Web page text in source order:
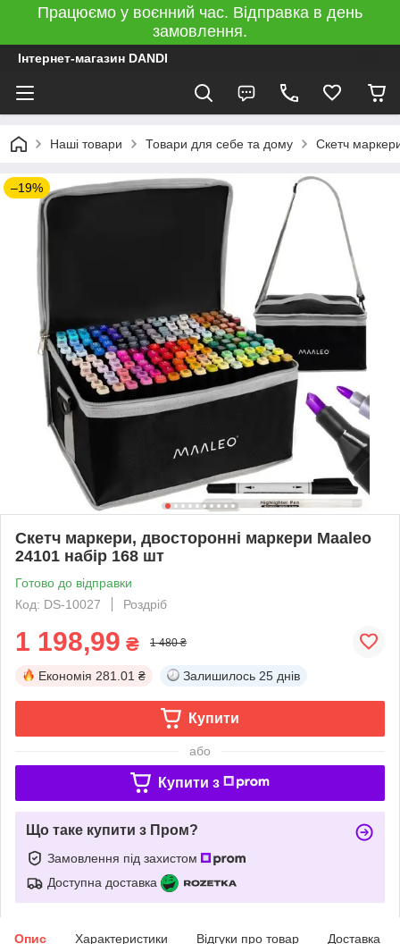
Працюємо у воєнний час. Відправка в день
замовлення.
Інтернет-магазин DANDI
Наші товари Товари для себе та дому Скетч
–19%
Скетч маркери, двосторонні маркери Maaleo
24101 набір 168 шт
Готово до відправки
Код: DS-10027
Роздріб
1 198,99 ₴ 1 480 ₴
Економія 281.01 ₴ Залишилось 25 днів
Купити
або
Купити з
Що таке купити з Пром?
Замовлення під захистом
Доступна доставка
Опис Характеристики Відгуки про товар Доставка